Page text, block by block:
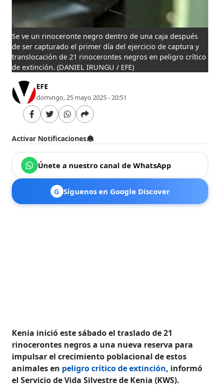
Se ve un rinoceronte negro dentro de una caja después
de ser capturado el primer día del ejercicio de captura y
translocación de 21 rinocerontes negros en peligro crítico
de extinción. (DANIEL IRUNGU / EFE)
EFE
domingo, 25 mayo 2025 - 20:51
Activar Notificaciones
Únete a nuestro canal de WhatsApp
G Síguenos en Google Discover
Kenia inició este sábado el traslado de 21
rinocerontes negros a una nueva reserva para
impulsar el crecimiento poblacional de estos
animales en peligro crítico de extinción, informó
el Servicio de Vida Silvestre de Kenia (KWS).